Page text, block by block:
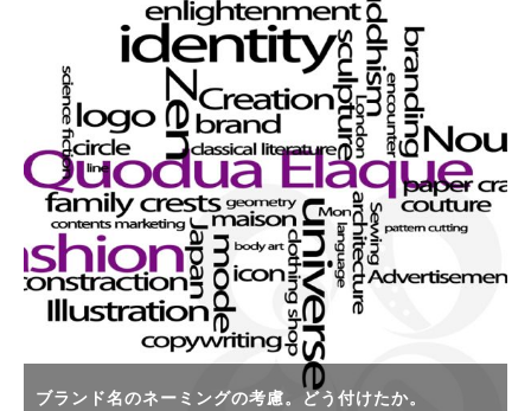
ブランド名のネーミングの考慮。どう付けたか。